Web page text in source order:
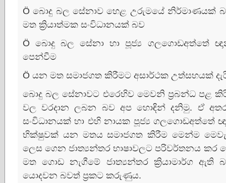
Ö බොදු බල සේනාව හෙළ උරුමයේ නිර්මාණයක්‌
මත ක්‍රියාත්මක සංවිධානයක්‌ බව
Ö බොදු බල සේනා හා පූජ්‍ය ගලගොඩඅත්තේ
පෙන්වීම
Ö යන මත සමාජගත කිරීමට අසාර්ථක උත්සහයක්‌
බොදු බල සේනාවට එරෙහිව මෙවනි ප්‍රබන්ධ පළ
වල වරදාන ලබන බව අප හොඳින් දනිමු. ඒ
සංවිධානයක්‌ හා එහි නායක පූජ්‍ය ගලගොඩඅත්තේ
භික්‌ෂුවක්‌ යන මතය සමාජගත කිරීම මෙන්ම
ලෙස ගෙන ජාත්‍යන්තර භාෂාවලට පරිවර්තනය කර
මත ගොඩ නැගීමේ ජාත්‍යන්තර ක්‍රියාමාර්ග ඇති
යොදවන බවත් ප්‍රකට කරුණුය.